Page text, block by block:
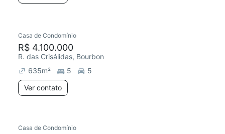
Casa de Condomínio
R$ 4.100.000
R. das Crisálidas, Bourbon
635m² 5
5
Ver contato
Casa de Condomínio